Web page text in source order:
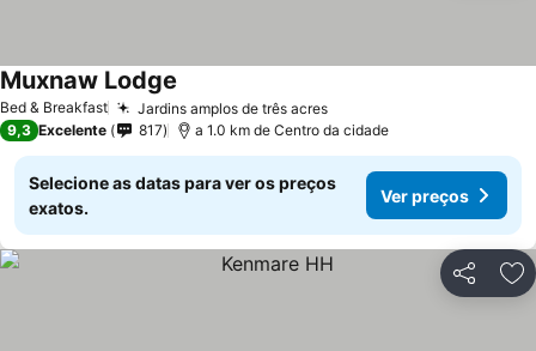
Bed & Breakfast Jardins amplos de três acresVer preços
Muxnaw Lodge
9,3 Excelente 817 a 1.0 km de Centro da cidade
Selecione as datas para ver os preços
exatos.
Ver preços
Partilhar